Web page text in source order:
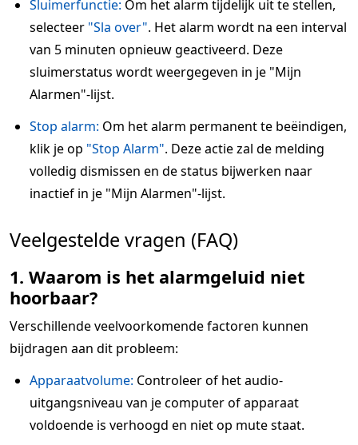
Sluimerfunctie: Om het alarm tijdelijk uit te stellen,
selecteer "Sla over". Het alarm wordt na een interval
van 5 minuten opnieuw geactiveerd. Deze
sluimerstatus wordt weergegeven in je "Mijn
Alarmen"-lijst.
Stop alarm: Om het alarm permanent te beëindigen,
klik je op "Stop Alarm". Deze actie zal de melding
volledig dismissen en de status bijwerken naar
inactief in je "Mijn Alarmen"-lijst.
Veelgestelde vragen (FAQ)
1. Waarom is het alarmgeluid niet
hoorbaar?
Verschillende veelvoorkomende factoren kunnen
bijdragen aan dit probleem:
Apparaatvolume: Controleer of het audio-
uitgangsniveau van je computer of apparaat
voldoende is verhoogd en niet op mute staat.